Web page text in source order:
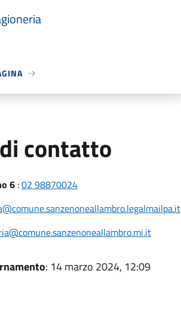
contatto
6:02 98870024
: 14 marzo 2024, 12:09